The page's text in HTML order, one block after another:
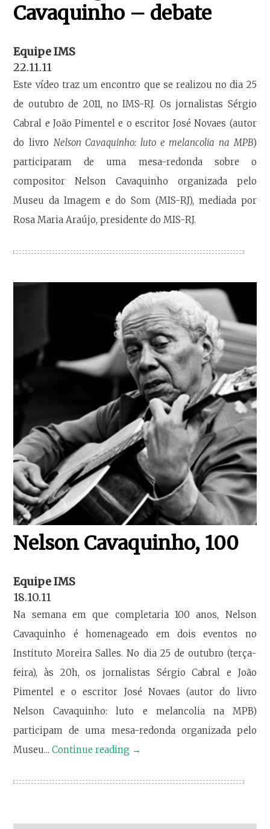
Cavaquinho – debate
Equipe IMS
22.11.11
Este vídeo traz um encontro que se realizou no dia 25
de outubro de 2011, no IMS-RJ. Os jornalistas Sérgio
Cabral e João Pimentel e o escritor José Novaes (autor
do livro Nelson Cavaquinho: luto e melancolia na MPB)
participaram de uma mesa-redonda sobre o
compositor Nelson Cavaquinho organizada pelo
Museu da Imagem e do Som (MIS-RJ), mediada por
Rosa Maria Araújo, presidente do MIS-RJ.
Nelson Cavaquinho, 100
Equipe IMS
18.10.11
Na semana em que completaria 100 anos, Nelson
Cavaquinho é homenageado em dois eventos no
Instituto Moreira Salles. No dia 25 de outubro (terça-
feira), às 20h, os jornalistas Sérgio Cabral e João
Pimentel e o escritor José Novaes (autor do livro
Nelson Cavaquinho: luto e melancolia na MPB)
participam de uma mesa-redonda organizada pelo
Museu...Continue reading →